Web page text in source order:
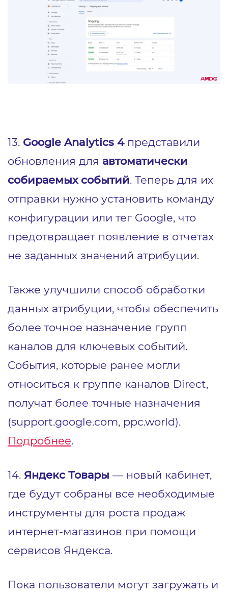
13. Google Analytics 4 представили
обновления для автоматически
собираемых событий. Теперь для их
отправки нужно установить ​​команду
конфигурации или тег Google, что
предотвращает появление в отчетах
не заданных значений атрибуции.
Также улучшили способ обработки
данных атрибуции, чтобы обеспечить
более точное назначение групп
каналов для ключевых событий.
События, которые ранее могли
относиться к группе каналов Direct,
получат более точные назначения
(support.google.com, ppc.world).
Подробнее.
14. Яндекс Товары — новый кабинет,
где будут собраны все необходимые
инструменты для роста продаж
интернет-магазинов при помощи
сервисов Яндекса.
Пока пользователи могут загружать и